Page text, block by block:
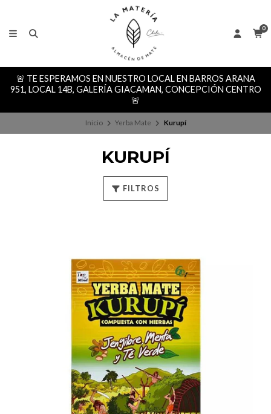
0
🚨 TE ESPERAMOS EN NUESTRO LOCAL EN BARROS ARANA
951, LOCAL 14B, GALERÍA GIACAMAN, CONCEPCIÓN CENTRO
🚨
Inicio Yerba Mate Kurupí
KURUPÍ
FILTROS